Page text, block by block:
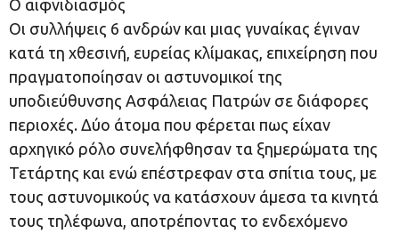
O αιφνιδιασμός
Οι συλλήψεις 6 ανδρών και μιας γυναίκας έγιναν
κατά τη χθεσινή, ευρείας κλίμακας, επιχείρηση που
πραγματοποίησαν οι αστυνομικοί της
υποδιεύθυνσης Ασφάλειας Πατρών σε διάφορες
περιοχές. Δύο άτομα που φέρεται πως είχαν
αρχηγικό ρόλο συνελήφθησαν τα ξημερώματα της
Τετάρτης και ενώ επέστρεφαν στα σπίτια τους, με
τους αστυνομικούς να κατάσχουν άμεσα τα κινητά
τους τηλέφωνα, αποτρέποντας το ενδεχόμενο